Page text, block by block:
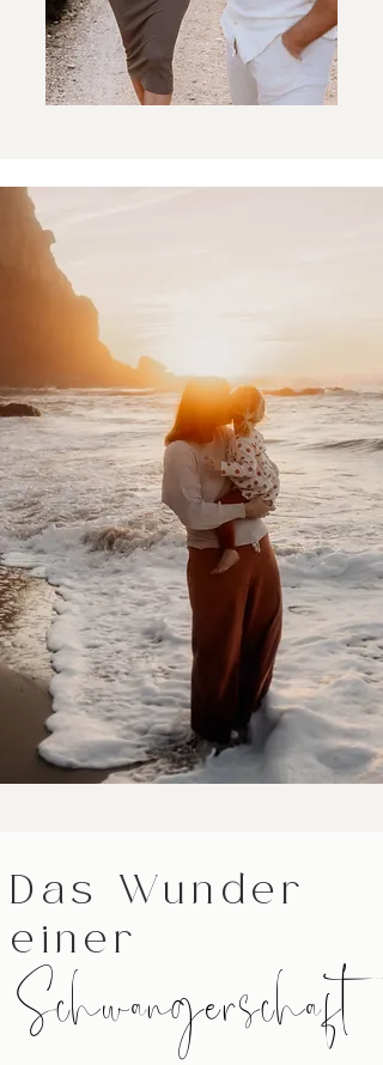
Das Wunder
einer
Schwangerschaft